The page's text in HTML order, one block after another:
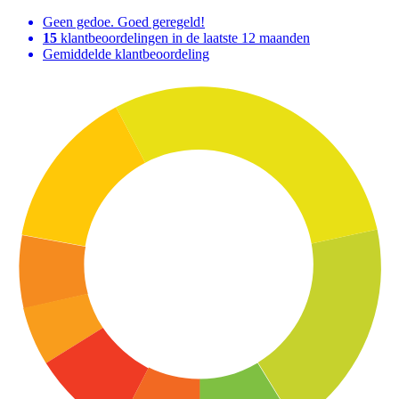
Geen gedoe. Goed geregeld!
15 klantbeoordelingen in de laatste 12 maanden
Gemiddelde klantbeoordeling